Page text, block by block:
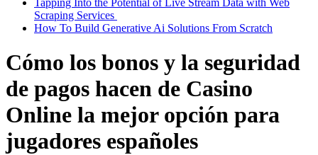
Tapping Into the Potential of Live Stream Data with Web
Scraping Services
How To Build Generative Ai Solutions From Scratch
Cómo los bonos y la seguridad
de pagos hacen de Casino
Online la mejor opción para
jugadores españoles